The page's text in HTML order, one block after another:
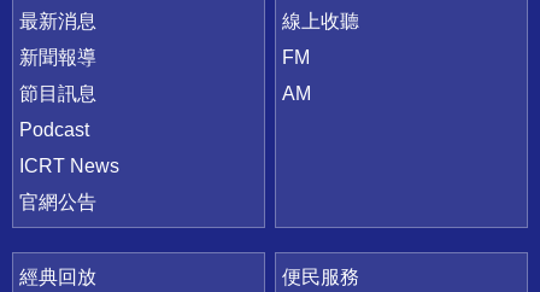
最新消息
新聞報導
節目訊息
Podcast
ICRT News
官網公告
線上收聽
FM
AM
經典回放
便民服務